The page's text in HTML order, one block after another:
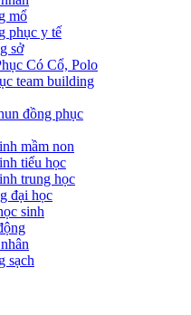
mổ
phục y tế
sở
Có Cổ, Polo
team building
đồng phục
mầm non
tiểu học
trung học
đại học
sinh
sạch